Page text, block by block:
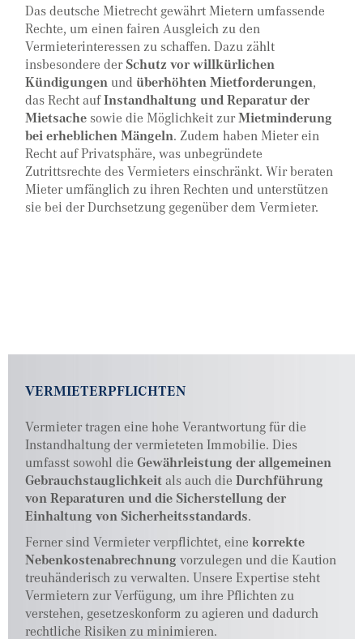
Das deutsche Mietrecht gewährt Mietern umfassende
Rechte, um einen fairen Ausgleich zu den
Vermieterinteressen zu schaffen. Dazu zählt
insbesondere derSchutz vor willkürlichen
Kündigungen und überhöhten Mietforderungen,
das Recht aufInstandhaltung und Reparatur der
Mietsache sowie die Möglichkeit zurMietminderung
bei erheblichen Mängeln. Zudem haben Mieter ein
Recht auf Privatsphäre, was unbegründete
Zutrittsrechte des Vermieters einschränkt. Wir beraten
Mieter umfänglich zu ihren Rechten und unterstützen
sie bei der Durchsetzung gegenüber dem Vermieter.
VERMIETERPFLICHTEN
Vermieter tragen eine hohe Verantwortung für die
Instandhaltung der vermieteten Immobilie. Dies
umfasst sowohl dieGewährleistung der allgemeinen
Gebrauchstauglichkeitals auch dieDurchführung
von Reparaturen und die Sicherstellung der
Einhaltung von Sicherheitsstandards.
Ferner sind Vermieter verpflichtet, einekorrekte
Nebenkostenabrechnung vorzulegen und die Kaution
treuhänderisch zu verwalten. Unsere Expertise steht
Vermietern zur Verfügung, um ihre Pflichten zu
verstehen, gesetzeskonform zu agieren und dadurch
rechtliche Risiken zu minimieren.